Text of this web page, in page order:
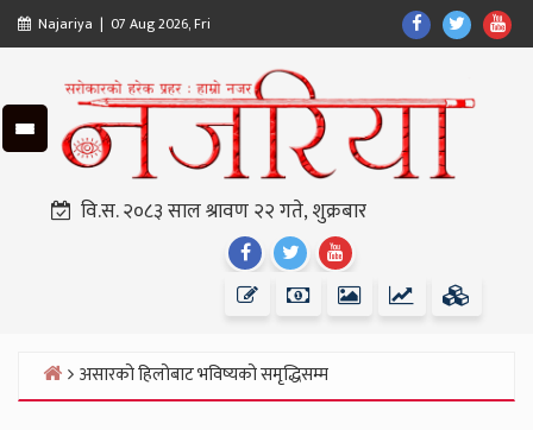
Skip
to
content
Najariya | 07 Aug 2026, Fri
Find
Us
Facebook
Find
Us
Twitter
Us
वि.स. २०८३ साल श्रावण २२ गते, शुक्रबार
Find
Us
Facebook
Find
Us
Find
Us
Home
असारको हिलोबाट भविष्यको समृद्धिसम्म